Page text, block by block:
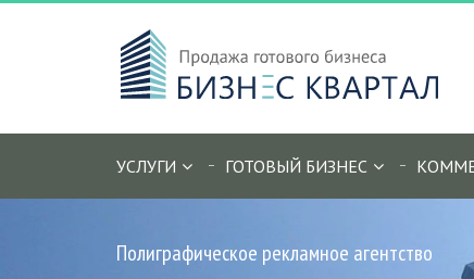
УСЛУГИ ГОТОВЫЙ БИЗНЕС
Полиграфическое рекламное агентство